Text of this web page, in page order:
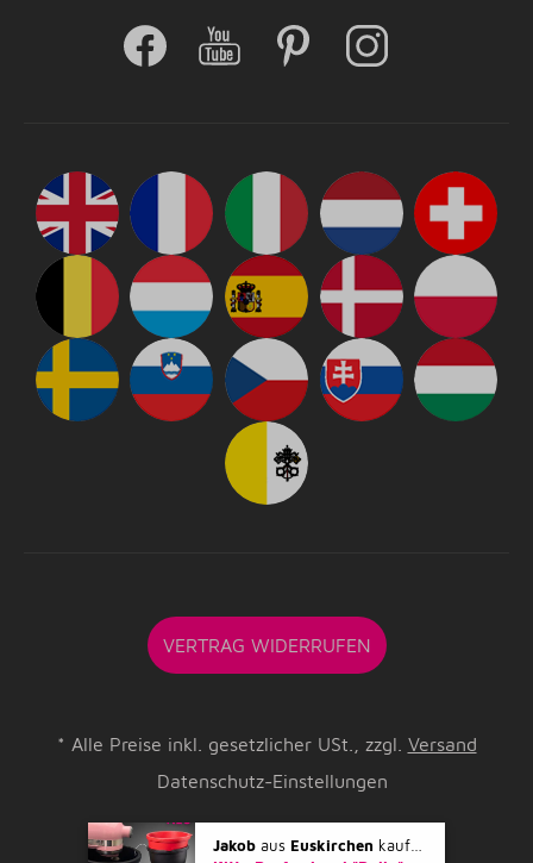
VERTRAG WIDERRUFEN
* Alle Preise inkl. gesetzlicher USt., zzgl. Versand
Datenschutz-Einstellungen
Jakob aus Euskirchen kaufte gerade